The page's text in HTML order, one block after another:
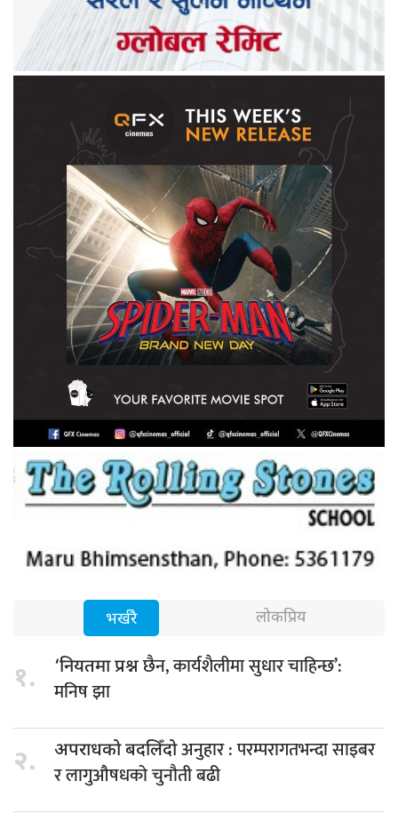
भर्खरै लोकप्रिय
१. ‘नियतमा प्रश्नछैन, कार्यशैलीमा सुधार चाहिन्छ’:
मनिष झा
२. अपराधको बदलिँदोअनुहार : परम्परागतभन्दा साइबर
र लागुऔषधको चुनौती बढी